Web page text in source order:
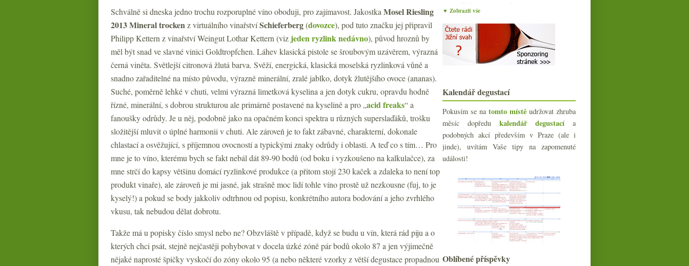
Schválně si dneska jedno trochu rozporuplné víno oboduji, pro zajímavost. Jakostka Mosel Riesling
2013 Mineral trockenz virtuálního vinařstvíSchieferberg(dovozce), pod tuto značku jej připravil
Philipp Kettern z vinařství Weingut Lothar Kettern (viz jeden ryzlink nedávno), původ hroznů by
měl být snad ve slavné vinici Goldtropfchen. Láhev klasická pistole se šroubovým uzávěrem, výrazná
černá viněta. Světlejší citronová žlutá barva. Svěží, energická, klasická moselská ryzlinková vůně a
snadno zařaditelné na místo původu, výrazně minerální, zralé jablko, dotyk žlutějšího ovoce (ananas).
Suché, poměrně lehké v chuti, velmi výrazná limetková kyselina a jen dotyk cukru, opravdu hodně
řízné, minerální, s dobrou strukturou ale primárně postavené na kyselině a pro „acid freaks“ a
fanoušky odrůdy. Je u něj, podobně jako na opačném konci spektra u různých superslaďáků, trošku
složitější mluvit o úplné harmonii v chuti. Ale zároveň je to fakt zábavné, charakterní, dokonale
chlastací a osvěžující, s příjemnou ovocností a typickými znaky odrůdy i oblasti. A teď co s tím… Pro
mne je to víno, kterému bych se fakt nebál dát 89-90 bodů (od boku i vyzkoušeno na kalkulačce), za
mne strčí do kapsy většinu domácí ryzlinkové produkce (a přitom stojí 230 kaček a zdaleka to není top
produkt vinaře), ale zároveň je mi jasné, jak strašně moc lidí tohle víno prostě už nezkousne (fuj, to je
kyselý!) a pokud se body jakkoliv odtrhnou od popisu, konkrétního autora bodování a jeho zvrhlého
vkusu, tak nebudou dělat dobrotu.
Takže má u popisky číslo smysl nebo ne? Obzvláště v případě, když se budu u vín, která rád piju a o
kterých chci psát, stejně nejčastěji pohybovat v docela úzké zóně pár bodů okolo 87 a jen výjimečně
nějaké naprosté špičky vyskočí do zóny okolo 95 (a nebo některé vzorky z větší degustace propadnou
PF 2016 & co budete pít o svátcích?
Valdespino Manzanilla Deliciosa
Fajn bio Pecorino a postarší domácí
P-Ch směska
Cava, ceny, body, ploty a zničené
padělky
všehochuť
Lisa Bunn a nejen bezva ryzlinky
Třikrát ze světa velkých šumivých
vín
Chardonnay z Jury a Burgundska
Výborná ochutnávka Châteauneuf-
du-Pape
Pár tipů na dárky pro vínomilce
Karakterre
Šumivé sommeliérské plky a
sponzoring blogu
Červená od Voillota a bílá Fontaine-
Gagnard
Churchill rozhazovačný, ceny vína a
diplomatická r...
►listopadu(20)
▼ Zobrazit vše
Kalendář degustací
Pokusím se na tomto místě udržovat zhruba
měsíc dopředu kalendář degustacía
podobných akcí především v Praze (ale i
jinde), uvítám Vaše tipy na zapomenuté
události!
Oblíbené příspěvky